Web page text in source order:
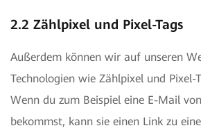
2.2 Zählpixel und Pixel-Tags
Außerdem können wir auf unseren
Technologien wie Zählpixel und Pixel-
Wenn du zum Beispiel eine E-Mail
bekommst, kann sie einen Link zu